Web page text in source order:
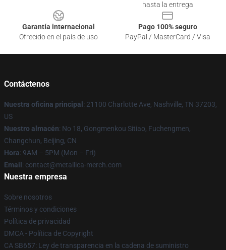
hasta la entrega
Garantía internacional
Ofrecido en el país de uso
Pago 100% seguro
PayPal / MasterCard / Visa
Contáctenos
Nuestra oficina principal : 21100 Charlotte Ave, Nashville, TN 37203,
US
Nuestro almacén: No 18, Gongmenkou Sitiao, Fuchengmen,
Changchun, Beijing, CN
Hora: 9AM – 5PM (Mon – Fri)
Email : contact@metallica-merch.com
Nuestra empresa
Sobre nosotros
Términos y condiciones
Política de privacidad
DMCA - Política de Copyright
CA SB657: Ley de transparencia en la cadena de suministro